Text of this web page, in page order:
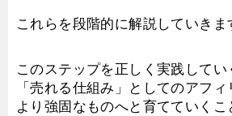
これらを段階的に解説していきま
このステップを正しく実践してい
「売れる仕組み」としてのアフ
より強固なものへと育てていく